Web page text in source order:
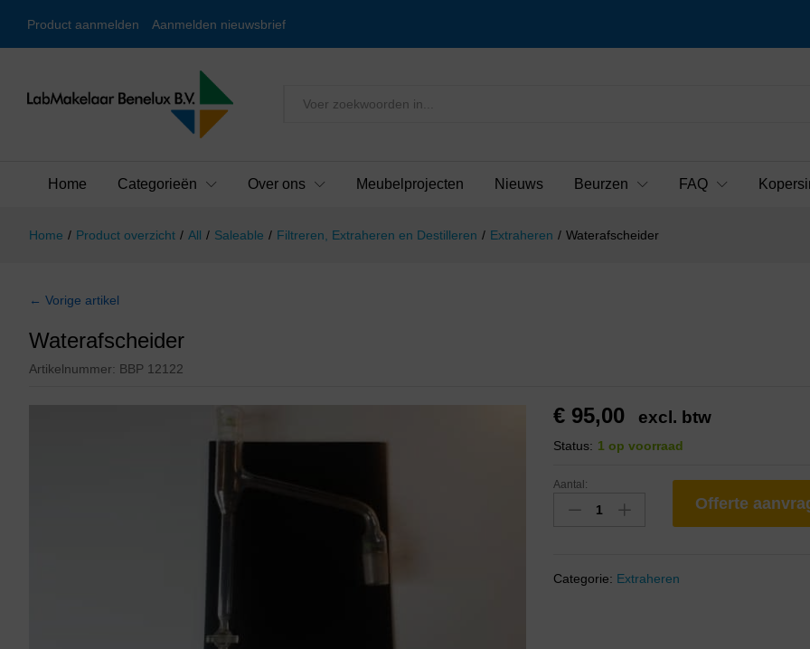
Product aanmelden Aanmelden nieuwsbrief
Alles
Home Categorieën Over ons Meubelprojecten Nieuws Beurzen FAQ
Home / Product overzicht / All / Saleable / Filtreren, Extraheren en Destilleren / Extraheren / Waterafscheider
← Vorige artikel
Waterafscheider
Artikelnummer: BBP 12122
€ 95,00 excl. btw
Status: 1 op voorraad
Aantal:
Offerte
Categorie: Extraheren